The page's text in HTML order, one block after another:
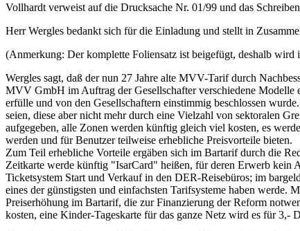
Vollhardt verweist auf die Drucksache Nr. 01/99 und das
Herr Wergles bedankt sich für die Einladung und stellt in
(Anmerkung: Der komplette Foliensatz ist beigefügt, deshalb
Wergles sagt, daß der nun 27 Jahre alte MVV-Tarif durch
MVV GmbH im Auftrag der Gesellschafter verschiedene
erfülle und von den Gesellschaftern einstimmig beschlossen
seien, diese aber nicht mehr durch eine Vielzahl von sektoralen
aufgegeben, alle Zonen werden künftig gleich viel kosten, es
werden und für Benutzer teilweise erhebliche Preisvorteile bieten.
Zum Teil erhebliche Vorteile ergäben sich im Bartarif durch die
Zeitkarte werde künftig "IsarCard" heißen, für deren Erwerb kein
Ticketsystem Start und Verkauf in den DER-Reisebüros; im
eines der günstigsten und einfachsten Tarifsysteme haben
Preiserhöhung im Bartarif, die zur Finanzierung der Reform
kosten, eine Kinder-Tageskarte für das ganze Netz wird es für